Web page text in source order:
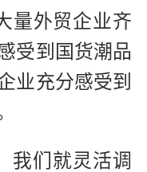
量外贸企业齐
受到国货潮品
业充分感受到
我们就灵活调